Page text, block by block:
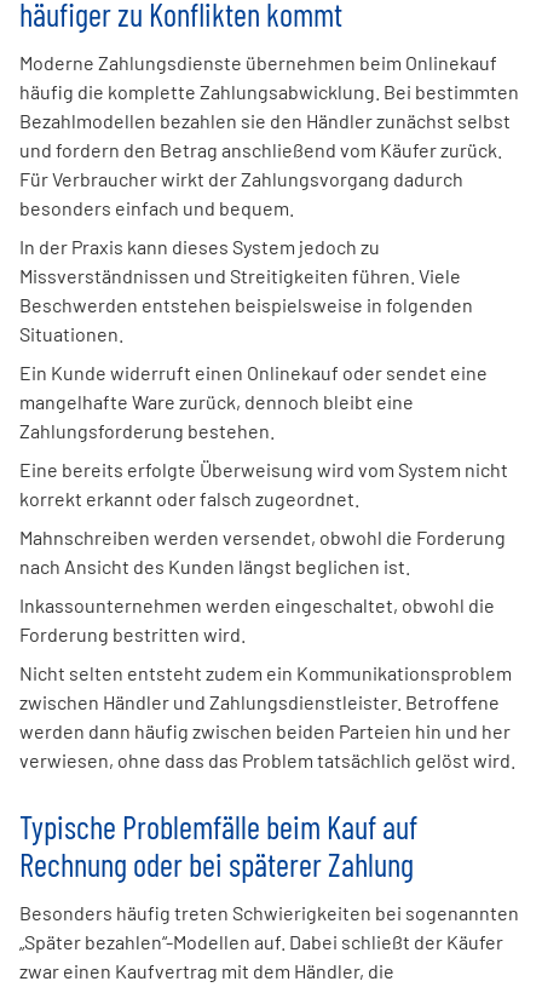
häufiger zu Konflikten kommt
Moderne Zahlungsdienste übernehmen beim Onlinekauf
häufig die komplette Zahlungsabwicklung. Bei bestimmten
Bezahlmodellen bezahlen sie den Händler zunächst selbst
und fordern den Betrag anschließend vom Käufer zurück.
Für Verbraucher wirkt der Zahlungsvorgang dadurch
besonders einfach und bequem.
In der Praxis kann dieses System jedoch zu
Missverständnissen und Streitigkeiten führen. Viele
Beschwerden entstehen beispielsweise in folgenden
Situationen.
Ein Kunde widerruft einen Onlinekauf oder sendet eine
mangelhafte Ware zurück, dennoch bleibt eine
Zahlungsforderung bestehen.
Eine bereits erfolgte Überweisung wird vom System nicht
korrekt erkannt oder falsch zugeordnet.
Mahnschreiben werden versendet, obwohl die Forderung
nach Ansicht des Kunden längst beglichen ist.
Inkassounternehmen werden eingeschaltet, obwohl die
Forderung bestritten wird.
Nicht selten entsteht zudem ein Kommunikationsproblem
zwischen Händler und Zahlungsdienstleister. Betroffene
werden dann häufig zwischen beiden Parteien hin und her
verwiesen, ohne dass das Problem tatsächlich gelöst wird.
Typische Problemfälle beim Kauf auf
Rechnung oder bei späterer Zahlung
Besonders häufig treten Schwierigkeiten bei sogenannten
„Später bezahlen“-Modellen auf. Dabei schließt der Käufer
zwar einen Kaufvertrag mit dem Händler, die